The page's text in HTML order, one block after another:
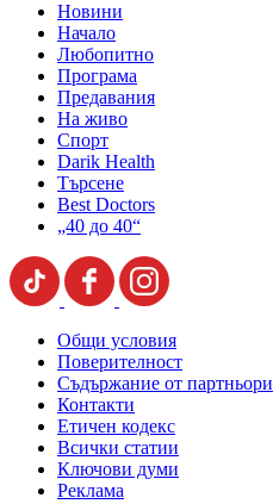
Новини
Начало
Любопитно
Програма
Предавания
На живо
Спорт
Darik Health
Търсене
Best Doctors
„40 до 40“
Общи условия
Поверителност
Съдържание от партньори
Контакти
Етичен кодекс
Всички статии
Ключови думи
Реклама